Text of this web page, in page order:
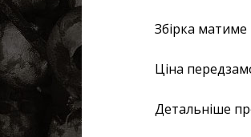
Збірка матиме
Ціна
Детальніше